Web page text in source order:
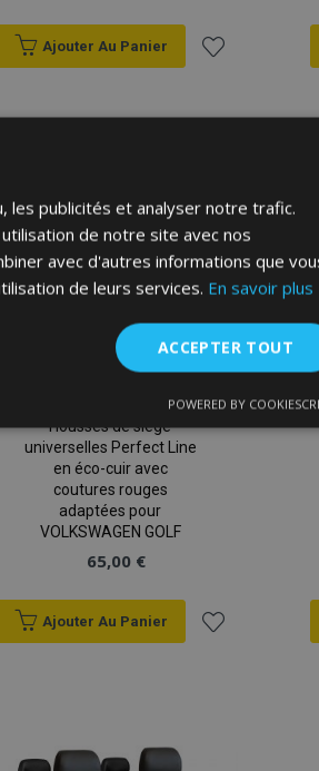
Ajouter Au Panier
d'achats
Housses de siège
universelles Perfect Line
en éco-cuir avec
coutures rouges
adaptées pour
VOLKSWAGEN GOLF
65,00 €
Ajouter Au Panier
les publicités et analyser notre trafic.
de notre site avec nos
avec d'autres informations que
de leurs services. En savoir plus
ACCEPTER TOUT
Fonctionnalité
du site Web telles que la connexion des
correctement sans les cookies strictement
La valeur de ce cookie déclenche le nettoyage
du stockage du cache local. Lorsque le cookie
POWERED BY